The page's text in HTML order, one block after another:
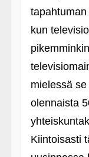
kun
mielessä
olennaista
Kiintoisasti